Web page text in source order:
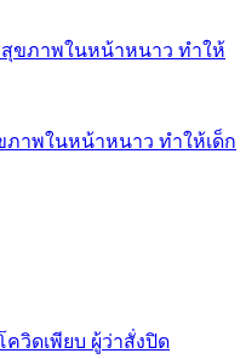
ภาพในหน้าหนาว ทำให้เด็ก